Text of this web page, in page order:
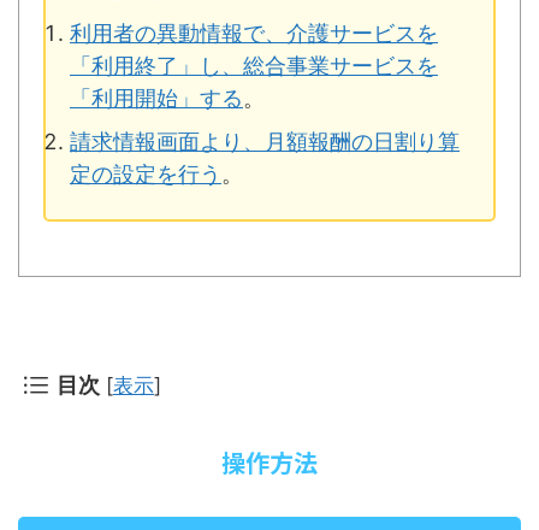
利用者の異動情報で、介護サービスを
「利用終了」し、総合事業サービスを
「利用開始」する。
請求情報画面より、月額報酬の日割り算
定の設定を行う 。
目次 [表示]
操作方法